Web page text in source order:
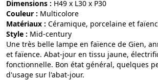
Dimensions : H49 x L30 x P30
Couleur :
multicolore
Matériaux :
céramique, porcelaine et
Style :
mid-century
Une très belle lampe en faïence de Gien,
et faïence. Abat-jour en tissu jaune,
fonctionnelle. Bon état général, quelques
d'usage sur l'abat-jour.